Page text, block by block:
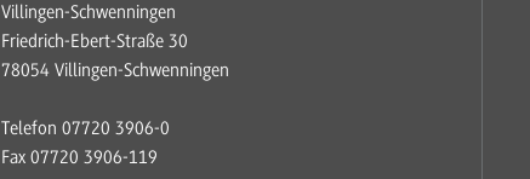
Villingen-Schwenningen
Friedrich-Ebert-Straße 30
78054 Villingen-Schwenningen
Telefon 07720 3906-0
Fax 07720 3906-119